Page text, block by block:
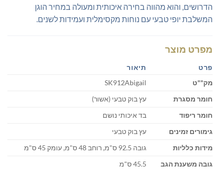
הדרושים, והוא מהווה בחירה איכותית ומעולה במחיר הוגן
המשלבת יופי טבעי עם נוחות מקסימלית ועמידות לשנים.
מפרט מוצר
פרט
תיאור
מק""ט
SK912Abigail
חומר מסגרת
עץ בוק טבעי (אשור)
חומר ריפוד
בד איכותי נושם
גימורים זמינים
עץ בוק טבעי
מידות כלליות
גובה 92.5 ס"מ, רוחב 48 ס"מ, עומק 45 ס"מ
גובה משענת הגב
45.5 ס"מ